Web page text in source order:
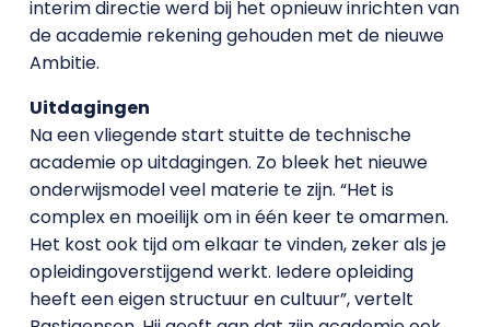
interim directie werd bij het opnieuw inrichten van
de academie rekening gehouden met de nieuwe
Ambitie.
Uitdagingen
Na een vliegende start stuitte de technische
academie op uitdagingen. Zo bleek het nieuwe
onderwijsmodel veel materie te zijn. “Het is
complex en moeilijk om in één keer te omarmen.
Het kost ook tijd om elkaar te vinden, zeker als je
opleidingoverstijgend werkt. Iedere opleiding
heeft een eigen structuur en cultuur”, vertelt